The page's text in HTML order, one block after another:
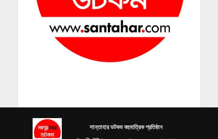
সান্তাহার ডটকম বহুমাত্রিক প্রতিষ্ঠান